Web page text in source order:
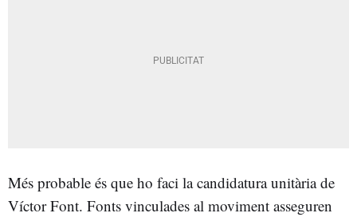
Més probable és que ho faci la candidatura unitària de
Víctor Font. Fonts vinculades al moviment asseguren